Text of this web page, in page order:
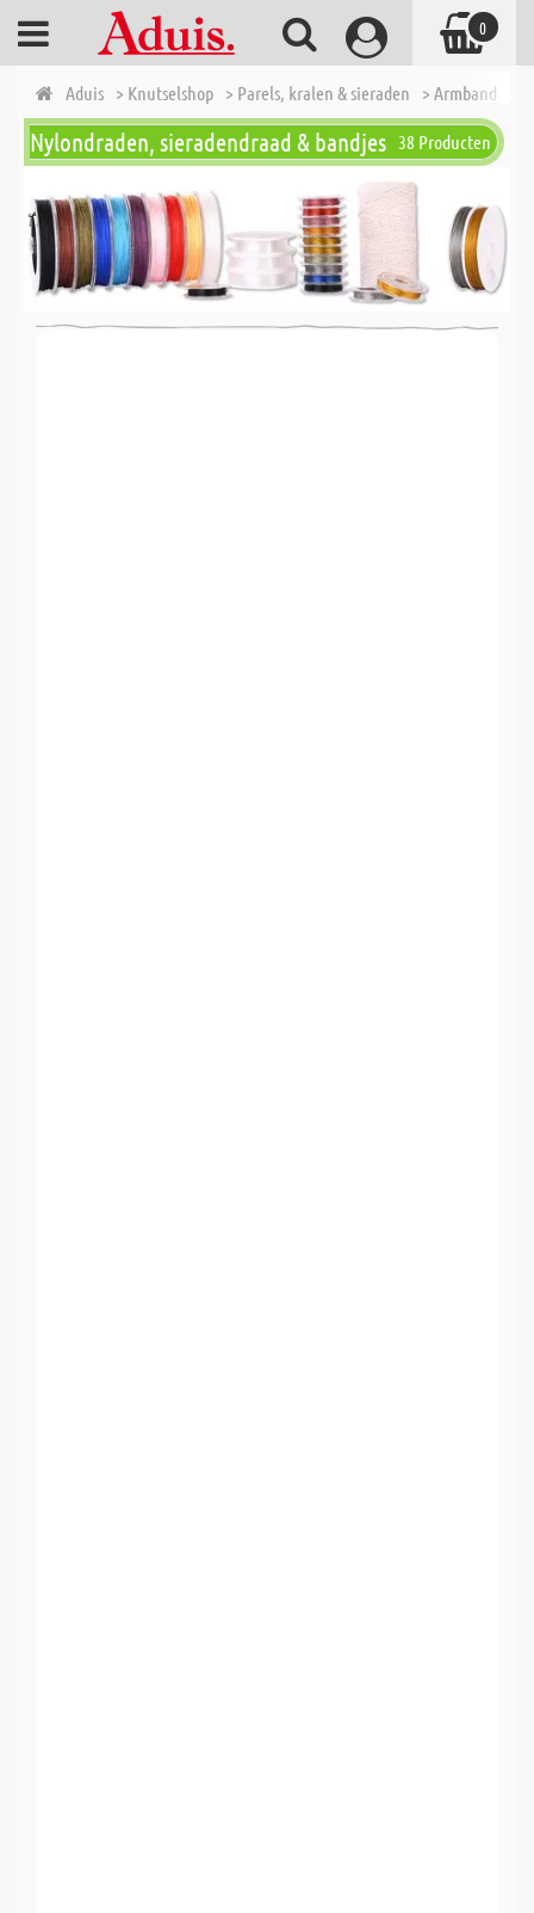
Aduis > Knutselshop > Parels, kralen & sieraden > Armbanden -
Nylondraden, sieradendraad & bandjes 38 Producten
0